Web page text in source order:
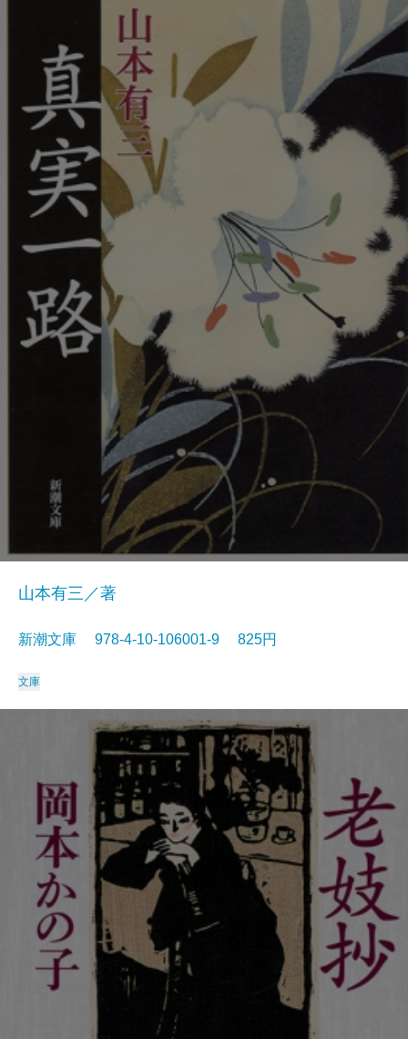
山本有三／著
新潮文庫 978-4-10-106001-9 825円
文庫